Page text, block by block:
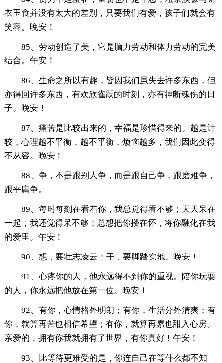
衣玉食并没有太大的差别，只要我们有爱，孩子们就会有
笑容。晚安！
85、劳动创造了美，它是脑力劳动和体力劳动的完美
结合。午安！
86、生命之所以有趣，皆因我们虽失去许多东西，但
亦得回许多东西，有欢欣雀跃的时刻，亦有神断魂伤的日
子。晚安！
87、痛苦是比较出来的，幸福是珍惜得来的。越是计
较，心理越不平衡，越不平衡，烦恼越多，我们因此变得
不从容。晚安！
88、争，不是跟别人争，而是跟自己争，跟磨难争，
跟平庸争。
89、每时每刻在看着你，我总觉得看不够；天天呆在
一起，我还觉得呆不够；总想把你搂在怀，将你融化在我
的爱里。午安！
90、想，要壮志凌云；干，要脚踏实地。晚安！
91、心疼你的人，他永远得不到你的重视。陪你玩耍
的人，你永远把他放在第一位。晚安！
92、有你，心情格外明朗；有你，生活分外清爽；有
你，就算再苦也相信希望；有你，就算再累也甜入心房。
亲爱的，拥有你我就拥有了世界，有你真好！午安！
93、比等待更难受的是，你连自己在等什么都不知